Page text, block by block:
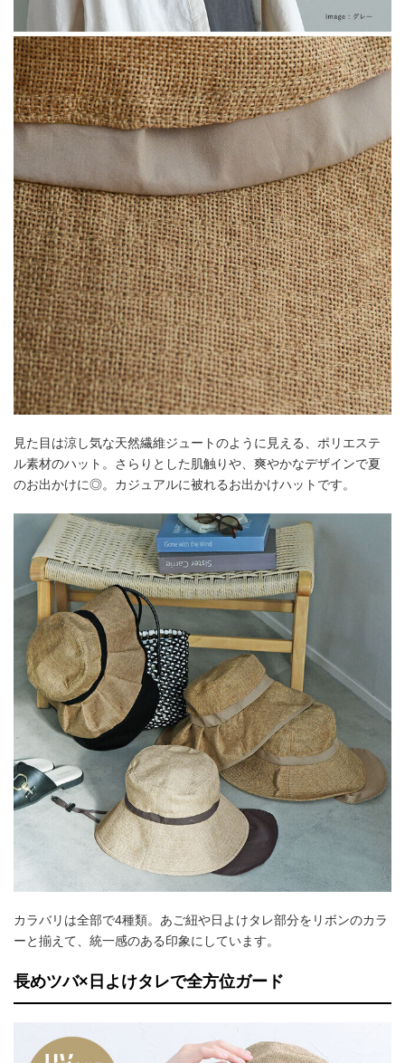
見た目は涼し気な天然繊維ジュートのように見える、ポリエステ
ル素材のハット。さらりとした肌触りや、爽やかなデザインで夏
のお出かけに◎。カジュアルに被れるお出かけハットです。
カラバリは全部で4種類。あご紐や日よけタレ部分をリボンのカラ
ーと揃えて、統一感のある印象にしています。
長めツバ×日よけタレで全方位ガード